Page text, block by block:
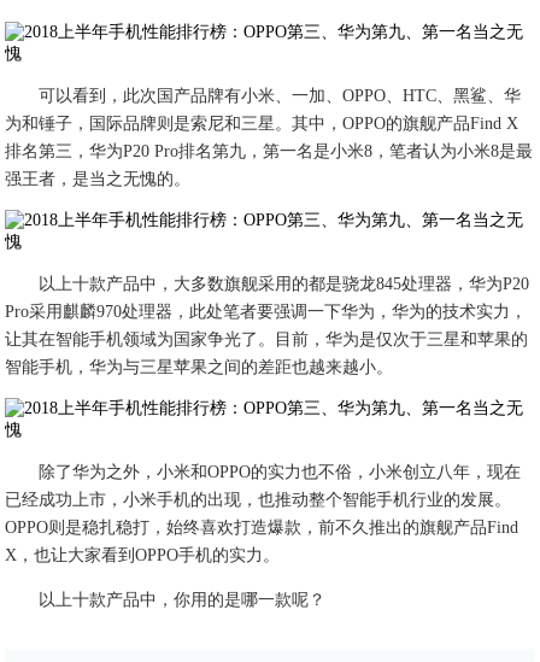
可以看到，此次国产品牌有小米、一加、OPPO、HTC、黑鲨、华
为和锤子，国际品牌则是索尼和三星。其中，OPPO的旗舰产品Find X
排名第三，华为P20 Pro排名第九，第一名是小米8，笔者认为小米8是最
强王者，是当之无愧的。
以上十款产品中，大多数旗舰采用的都是骁龙845处理器，华为P20
Pro采用麒麟970处理器，此处笔者要强调一下华为，华为的技术实力，
让其在智能手机领域为国家争光了。目前，华为是仅次于三星和苹果的
智能手机，华为与三星苹果之间的差距也越来越小。
除了华为之外，小米和OPPO的实力也不俗，小米创立八年，现在
已经成功上市，小米手机的出现，也推动整个智能手机行业的发展。
OPPO则是稳扎稳打，始终喜欢打造爆款，前不久推出的旗舰产品Find
X，也让大家看到OPPO手机的实力。
以上十款产品中，你用的是哪一款呢？